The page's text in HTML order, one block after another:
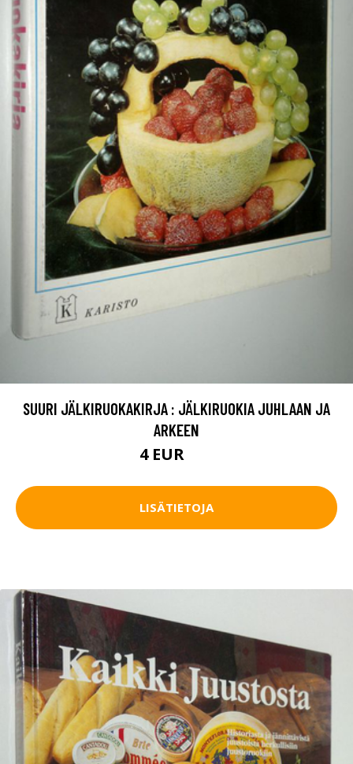
SUURI JÄLKIRUOKAKIRJA : JÄLKIRUOKIA JUHLAAN JA
ARKEEN
4 EUR
LISÄTIETOJA